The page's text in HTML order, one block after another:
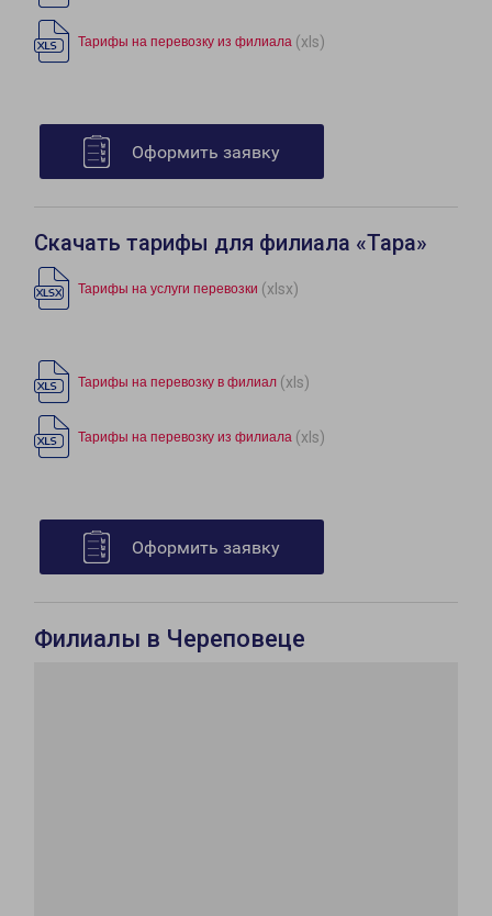
Тарифы на перевозку из филиала (xls)
Оформить заявку
Скачать тарифы для филиала «Тара»
Тарифы на услуги перевозки (xlsx)
Тарифы на перевозку в филиал (xls)
Тарифы на перевозку из филиала (xls)
Оформить заявку
Филиалы в Череповеце